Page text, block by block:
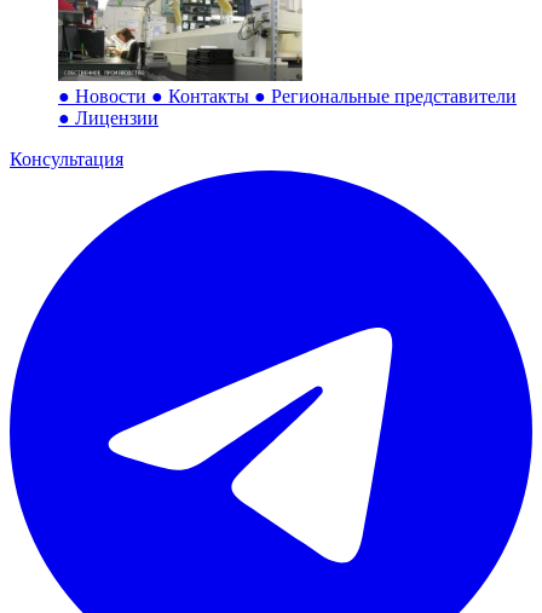
● Новости ● Контакты ● Региональные представители
● Лицензии
Консультация